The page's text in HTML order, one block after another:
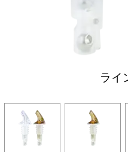
ライ